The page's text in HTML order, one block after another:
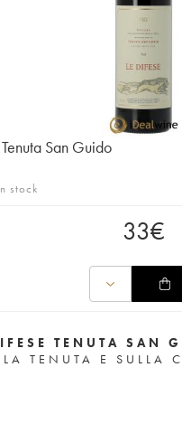
San Guido
stock
33€
TENUTA SAN
TENUTA E SULLA